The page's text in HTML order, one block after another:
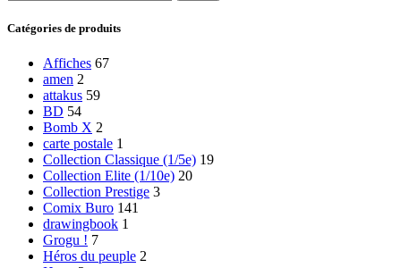
Catégories de produits
Affiches 67
amen 2
attakus 59
BD 54
Bomb X 2
carte postale 1
Collection Classique (1/5e) 19
Collection Elite (1/10e) 20
Collection Prestige 3
Comix Buro 141
drawingbook 1
Grogu ! 7
Héros du peuple 2